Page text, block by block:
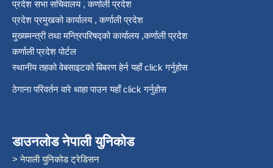
प्रदेश सभा सचिवालय , कर्णाली प्रदेश
प्रदेश प्रमुखको कार्यालय , कर्णाली प्रदेश
मुख्यमन्त्री तथा मन्त्रिपरिषद्को कार्यालय ,कर्णाली प्रदेश
कर्णाली प्रदेश पोर्टल
स्थानीय तहको वेबसाइटको बिबरण हेर्न यहाँ click गर्नुहोस
ठेगाना परिवर्तन वारे थाहा पाउन यहाँ click गर्नुहोस
डाउनलोड नेपाली युनिकोड
> नेपाली युनिकोड ट्रेडिसन